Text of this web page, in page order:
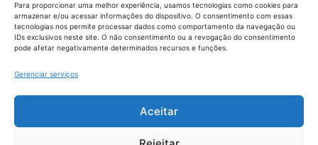
Para proporcionar uma melhor experiência, usamos tecnologias como cookies para
armazenar e/ou acessar informações do dispositivo. O consentimento com essas
tecnologias nos permite processar dados como comportamento da navegação ou
IDs exclusivos neste site. O não consentimento ou a revogação do consentimento
pode afetar negativamente determinados recursos e funções.
Gerenciar serviços
Aceitar
União dos Auditores Federais de Controle Externo -
AUDITAR
Setor de Administração Federal Sul (SAF/Sul), Qd. 04, Lt. 01
Tribunal de Contas da União (TCU), Subsolo, Sala S04
Telefone: (61)3527-7292
Termos de uso